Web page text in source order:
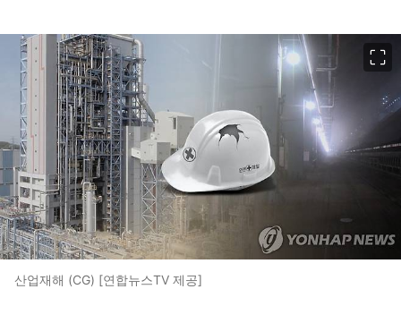
산업재해 (CG) [연합뉴스TV 제공]